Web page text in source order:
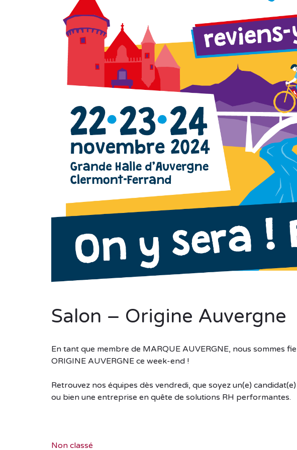
Salon – Origine Auvergne
En tant que membre de MARQUE AUVERGNE, nous sommes
ORIGINE AUVERGNE ce week-end !
Retrouvez nos équipes dès vendredi, que soyez un(e)
ou bien une entreprise en quête de solutions RH performantes.
Non classé